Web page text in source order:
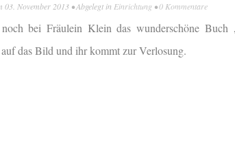
03. November 2013 • Abgelegt in Einrichtung •0 Kommentare
bei Fräulein Klein das wunderschöne Buch
das Bild und ihr kommt zur Verlosung.